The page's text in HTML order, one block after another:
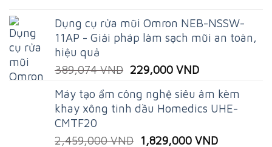
Dụng cụ rửa mũi Omron NEB-NSSW-
11AP - Giải pháp làm sạch mũi an toàn,
hiệu quả
389,074VND Original
was:
389,074 VND.
229,000 VNDCurrent
is:
229,000 VND.
Máy tạo ẩm công nghệ siêu âm kèm
khay xông tinh dầu Homedics UHE-
CMTF20
2,459,000VND Original
1,829,000 VNDCurrent